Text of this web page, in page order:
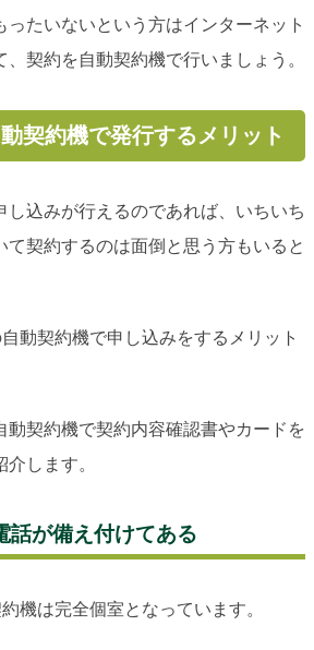
ったいないという方はインターネット
契約を自動契約機で行いましょう。
契約機で発行するメリット
し込みが行えるのであれば、いちいち
て契約するのは面倒と思う方もいると
動契約機で申し込みをするメリット
動契約機で契約内容確認書やカードを
します。
話が備え付けてある
機は完全個室となっています。